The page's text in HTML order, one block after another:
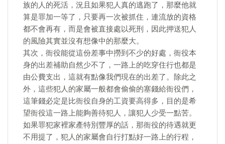
族的人的死活，況且如果犯人真的逃跑了，那麼他就
算是罪加一等了，只要再一次被抓住，連流放的資格
都不會再有，而是會被直接處以死刑，因此押送犯人
的風險其實並沒有想像中的那麼大。
其次，衙役能從這份差事中撈到不少的好處，衙役本
身的出差補助自然少不了，一路上的吃穿住行也都是
由公費支出，這就有點像我們現在的出差了。除此之
外，這些犯人的家屬一般都會偷偷的塞錢給衙役們，
這筆錢必定是比衙役自身的工資要高得多，目的是希
望衙役這一路上能夠善待犯人，讓犯人少受一點苦。
如果罪犯家裡家產特別豐厚的話，那衙役的待遇就更
不用提了，犯人的家屬會自行打點好一路上的行程，